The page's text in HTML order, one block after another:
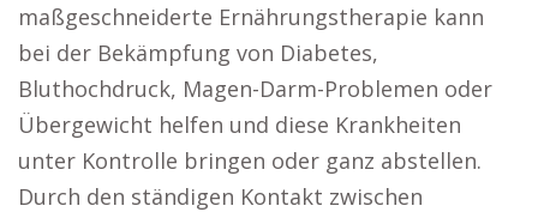
maßgeschneiderte Ernährungstherapie kann
bei der Bekämpfung von Diabetes,
Bluthochdruck, Magen-Darm-Problemen oder
Übergewicht helfen und diese Krankheiten
unter Kontrolle bringen oder ganz abstellen.
Durch den ständigen Kontakt zwischen